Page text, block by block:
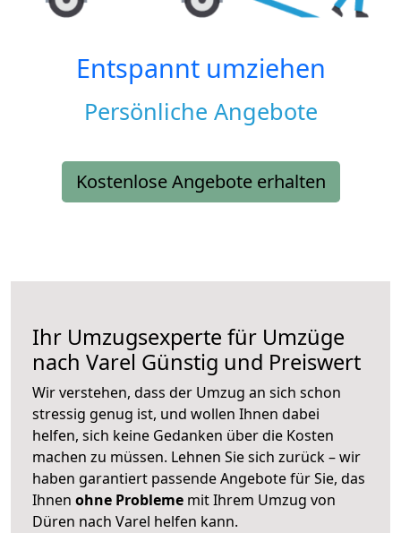
Entspannt umziehen
Persönliche Angebote
Kostenlose Angebote erhalten
Ihr Umzugsexperte für Umzüge
nach Varel Günstig und Preiswert
Wir verstehen, dass der Umzug an sich schon
stressig genug ist, und wollen Ihnen dabei
helfen, sich keine Gedanken über die Kosten
machen zu müssen. Lehnen Sie sich zurück – wir
haben garantiert passende Angebote für Sie, das
Ihnen ohne Probleme mit Ihrem Umzug von
Düren nach Varel helfen kann.